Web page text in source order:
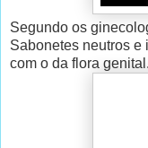
Segundo os
Sabonetes neutros e
com o da flora genital.